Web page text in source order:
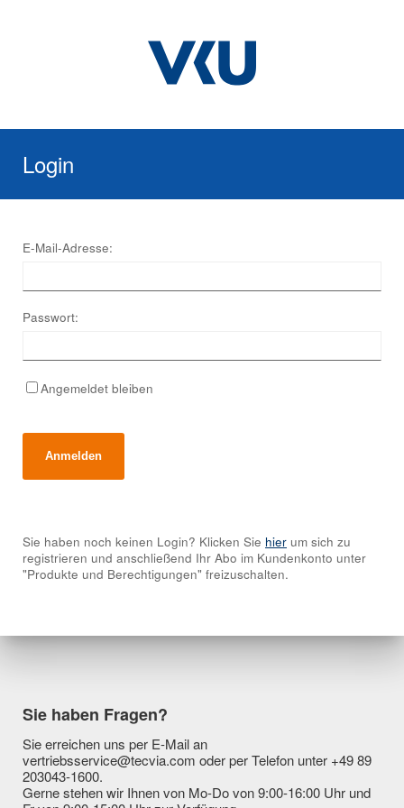
Login
E-Mail-Adresse:
Passwort:
Angemeldet bleiben
Sie haben noch keinen Login? Klicken Sie hier um sich zu
registrieren und anschließend Ihr Abo im Kundenkonto unter
"Produkte und Berechtigungen" freizuschalten.
Sie haben Fragen?
Sie erreichen uns per E-Mail an
vertriebsservice@tecvia.com oder per Telefon unter +49 89
203043-1600.
Gerne stehen wir Ihnen von Mo-Do von 9:00-16:00 Uhr und